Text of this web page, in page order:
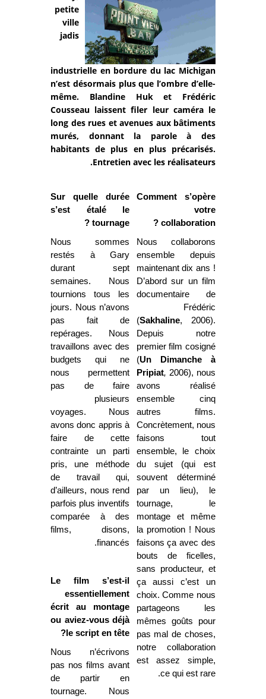
petite
ville
jadis
industrielle en bordure du lac Michigan
n’est désormais plus que l’ombre d’elle-
même. Blandine Huk et Frédéric
Cousseau laissent filer leur caméra le
long des rues et avenues aux bâtiments
murés, donnant la parole à des
habitants de plus en plus précarisés.
Entretien avec les réalisateurs.
Comment s’opère
votre
collaboration ?
Nous collaborons
ensemble depuis
maintenant dix ans !
D’abord sur un film
documentaire de
Frédéric
(Sakhaline, 2006).
Depuis notre
premier film cosigné
(Un Dimanche à
Pripiat, 2006), nous
avons réalisé
ensemble cinq
autres films.
Concrètement, nous
faisons tout
ensemble, le choix
du sujet (qui est
souvent déterminé
par un lieu), le
tournage, le
montage et même
la promotion ! Nous
faisons ça avec des
bouts de ficelles,
sans producteur, et
ça aussi c’est un
choix. Comme nous
partageons les
mêmes goûts pour
pas mal de choses,
notre collaboration
est assez simple,
ce qui est rare.
Sur quelle durée
s’est étalé le
tournage ?
Nous sommes
restés à Gary
durant sept
semaines. Nous
tournions tous les
jours. Nous n’avons
pas fait de
repérages. Nous
travaillons avec des
budgets qui ne
nous permettent
pas de faire
plusieurs
voyages. Nous
avons donc appris à
faire de cette
contrainte un parti
pris, une méthode
de travail qui,
d’ailleurs, nous rend
parfois plus inventifs
comparée à des
films, disons,
financés.
Le film s’est-il
essentiellement
écrit au montage
ou aviez-vous déjà
le script en tête?
Nous n’écrivons
pas nos films avant
de partir en
tournage. Nous